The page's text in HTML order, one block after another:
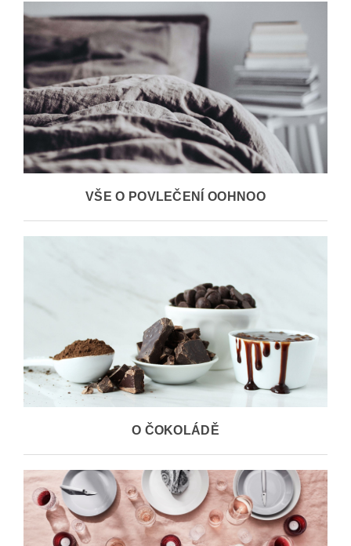
VŠE O POVLEČENÍ OOHNOO
O ČOKOLÁDĚ